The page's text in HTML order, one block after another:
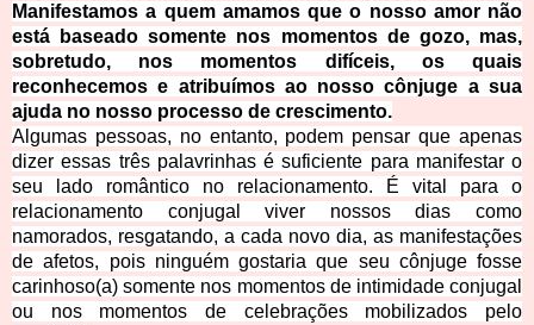
Manifestamos a quem amamos que o nosso amor não
está baseado somente nos momentos de gozo, mas,
sobretudo, nos momentos difíceis, os quais
reconhecemos e atribuímos ao nosso cônjuge a sua
ajuda no nosso processo de crescimento.
Algumas pessoas, no entanto, podem pensar que apenas
dizer essas três palavrinhas é suficiente para manifestar o
seu lado romântico no relacionamento. É vital para o
relacionamento conjugal viver nossos dias como
namorados, resgatando, a cada novo dia, as manifestações
de afetos, pois ninguém gostaria que seu cônjuge fosse
carinhoso(a) somente nos momentos de intimidade conjugal
ou nos momentos de celebrações mobilizados pelo